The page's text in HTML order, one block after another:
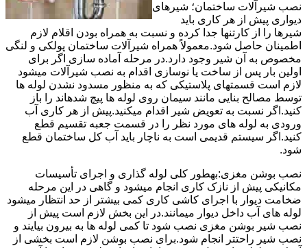
نصب شیرآلات ساختمان؛ شیرهای
دیواری پیش از هر کاری باید
شیرها را از کارتنها جدا کرده و نسبت به همراه بودن اقلام لازم
اطمینان حاصل شود.معمولاً همراه شیرآلات ساختمان پولکی و لنگی
مخصوص به آن شیر وجود دارد.در مرحله آماده سازی اگر برای
اولین بار پس از ساخت یا نوسازی اقدام به نصب شیرآلات میشود
لازم است قسمتهای پلاستیکی که به منظور مسدود نشدن لوله ها
توسط مصالح بنایی مانند سیمان روی لوله ها پیچ شدهاند را باز
کنید.اگر نسبت به تعویض شیر اقدام میکنید.پیش از هر کاری آب
ورودی به لوله های مورد نظر را در قسمت جعبه تقسیم قطع
کنید.اگر سیستم قدیمی است به ناچار باید آب کل ساختمان قطع
شود.
نصب بوشن مغزی:بهطور کلی لوله گذاری و اجرای تأسیسات
مکانیکی پیش از نازک کاری انجام میشود و گاهی در این مرحله
ضخامت دیوار با اجرای کاشی کاری کمی بیشتر از حد انتظار میشود
لوله های آب داخل دیوار میمانند.در این بخش لازم است پیش از
نصب شیر بوشن مغزی نصب شود تا کمی لوله ها به بیرون بیایند و
نصب شیر راحتتر انجام شود.برای نصب بوشن لازم است بخشی از